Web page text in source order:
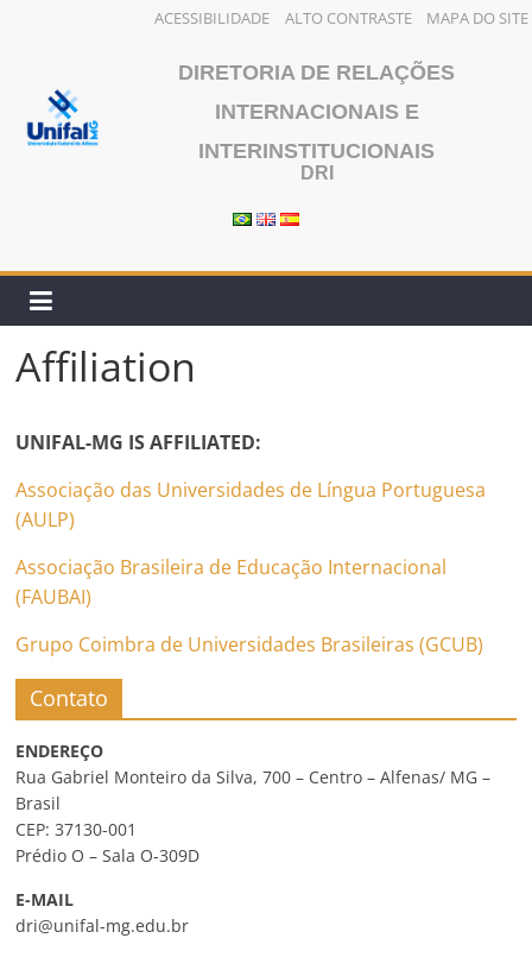
ACESSIBILIDADE ALTO CONTRASTE MAPA DO SITE
content
DIRETORIA DE RELAÇÕES
INTERNACIONAIS E
INTERINSTITUCIONAIS
DRI
Affiliation
UNIFAL-MG IS AFFILIATED:
Associação das Universidades de Língua Portuguesa
(AULP)
Associação Brasileira de Educação Internacional
(FAUBAI)
Grupo Coimbra de Universidades Brasileiras (GCUB)
Contato
ENDEREÇO
Rua Gabriel Monteiro da Silva, 700 – Centro – Alfenas/ MG –
Brasil
CEP: 37130-001
Prédio O – Sala O-309D
E-MAIL
dri@unifal-mg.edu.br